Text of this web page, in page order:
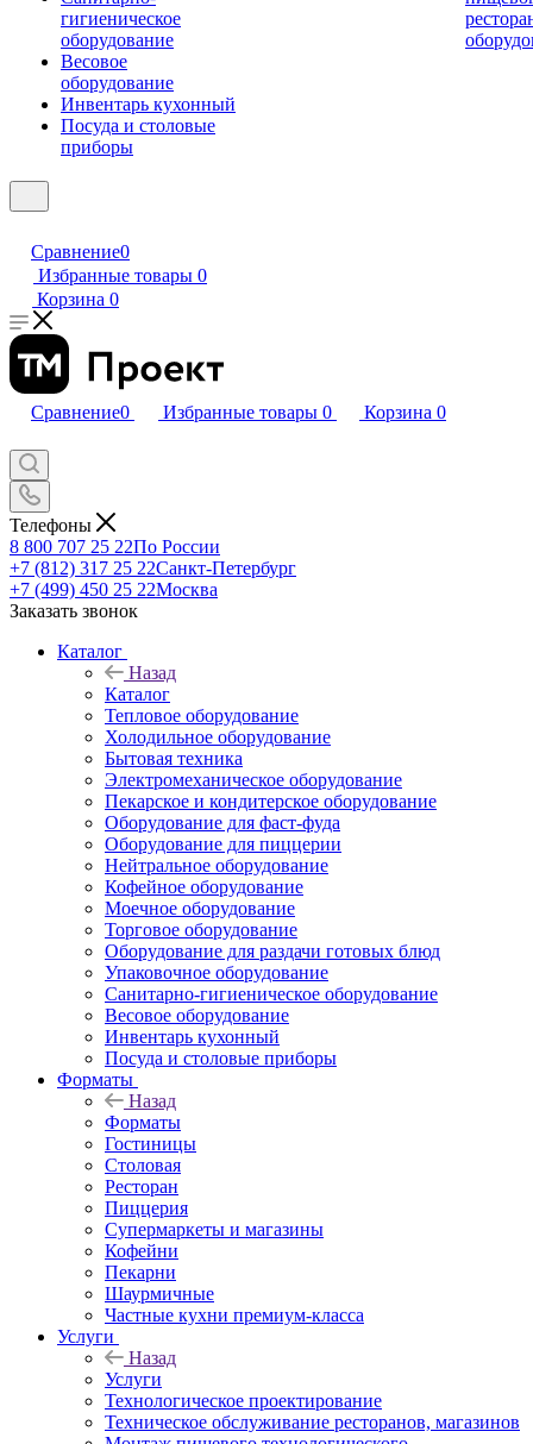
гигиеническое
оборудование
Весовое
оборудование
Инвентарь кухонный
Посуда и столовые
приборы
Сравнение0
Избранные товары 0
Корзина 0
Сравнение0 Избранные товары 0 Корзина 0
Телефоны
8 800 707 25 22По России
+7 (812) 317 25 22Санкт-Петербург
+7 (499) 450 25 22Москва
Заказать звонок
Каталог
Назад
Каталог
Тепловое оборудование
Холодильное оборудование
Бытовая техника
Электромеханическое оборудование
Пекарское и кондитерское оборудование
Оборудование для фаст-фуда
Оборудование для пиццерии
Нейтральное оборудование
Кофейное оборудование
Моечное оборудование
Торговое оборудование
Оборудование для раздачи готовых блюд
Упаковочное оборудование
Санитарно-гигиеническое оборудование
Весовое оборудование
Инвентарь кухонный
Посуда и столовые приборы
Форматы
Назад
Форматы
Гостиницы
Столовая
Ресторан
Пиццерия
Супермаркеты и магазины
Кофейни
Пекарни
Шаурмичные
Частные кухни премиум-класса
Услуги
Назад
Услуги
Технологическое проектирование
Техническое обслуживание ресторанов, магазинов